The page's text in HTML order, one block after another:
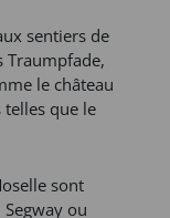
sentiers de
Traumpfade,
le château
telles que le
sont
ou